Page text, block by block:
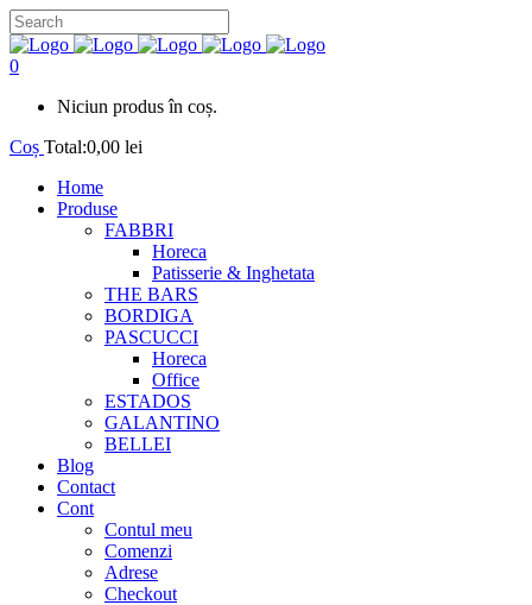
0
Niciun produs în coș.
Coș Total:0,00 lei
Home
Produse
FABBRI
Horeca
Patisserie & Inghetata
THE BARS
BORDIGA
PASCUCCI
Horeca
Office
ESTADOS
GALANTINO
BELLEI
Blog
Contact
Cont
Contul meu
Comenzi
Adrese
Checkout